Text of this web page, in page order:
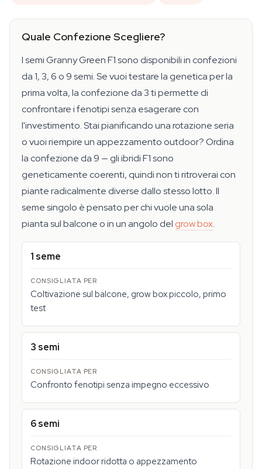
Quale Confezione Scegliere?
I semi Granny Green F1 sono disponibili in confezioni
da 1, 3, 6 o 9 semi. Se vuoi testare la genetica per la
prima volta, la confezione da 3 ti permette di
confrontare i fenotipi senza esagerare con
l'investimento. Stai pianificando una rotazione seria
o vuoi riempire un appezzamento outdoor? Ordina
la confezione da 9 — gli ibridi F1 sono
geneticamente coerenti, quindi non ti ritroverai con
piante radicalmente diverse dallo stesso lotto. Il
seme singolo è pensato per chi vuole una sola
pianta sul balcone o in un angolo del grow box.
1 seme
Coltivazione sul balcone, grow box piccolo, primo
test
3 semi
Confronto fenotipi senza impegno eccessivo
6 semi
Rotazione indoor ridotta o appezzamento